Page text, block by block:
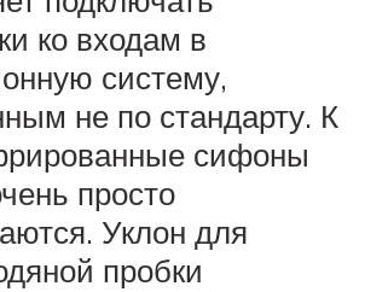
ко входам в
систему,
не по стандарту. К
сифоны
просто
Уклон для
пробки